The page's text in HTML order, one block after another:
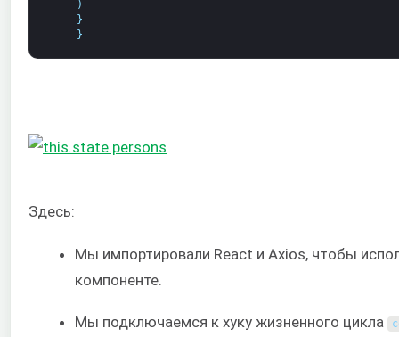
)
}
}
Здесь:
Мы импортировали React и Axios, чтобы
компоненте.
Мы подключаемся к хуку жизненного цикла